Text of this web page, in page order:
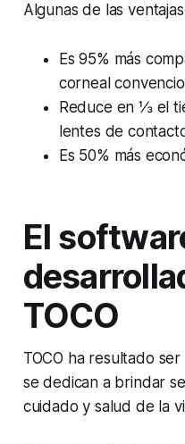
Algunas de las
Es 95% más
corneal
Reduce en ⅓ el
lentes de
Es 50% más
El
TOCO
TOCO ha resultado
se dedican a brindar
cuidado y salud de la